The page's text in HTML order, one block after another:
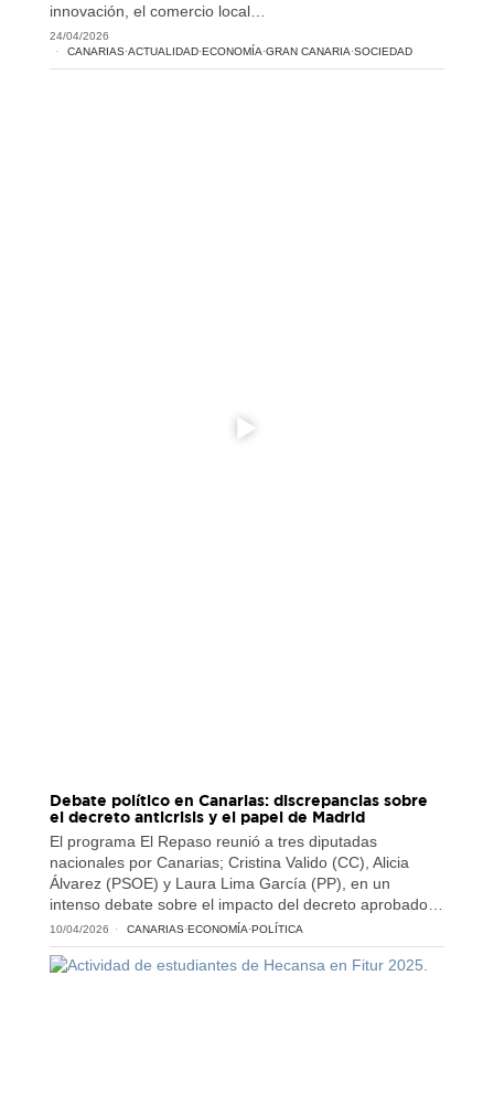
innovación, el comercio local…
24/04/2026
CANARIAS·ACTUALIDAD·ECONOMÍA·GRAN CANARIA·SOCIEDAD
Debate político en Canarias: discrepancias sobre
el decreto anticrisis y el papel de Madrid
El programa El Repaso reunió a tres diputadas
nacionales por Canarias; Cristina Valido (CC), Alicia
Álvarez (PSOE) y Laura Lima García (PP), en un
intenso debate sobre el impacto del decreto aprobado…
10/04/2026 CANARIAS·ECONOMÍA·POLÍTICA